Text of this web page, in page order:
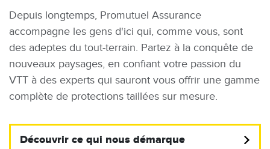
Depuis longtemps, Promutuel Assurance
accompagne les gens d'ici qui, comme vous, sont
des adeptes du tout-terrain. Partez à la conquête de
nouveaux paysages, en confiant votre passion du
VTT à des experts qui sauront vous offrir une gamme
complète de protections taillées sur mesure.
Découvrir ce qui nous démarque